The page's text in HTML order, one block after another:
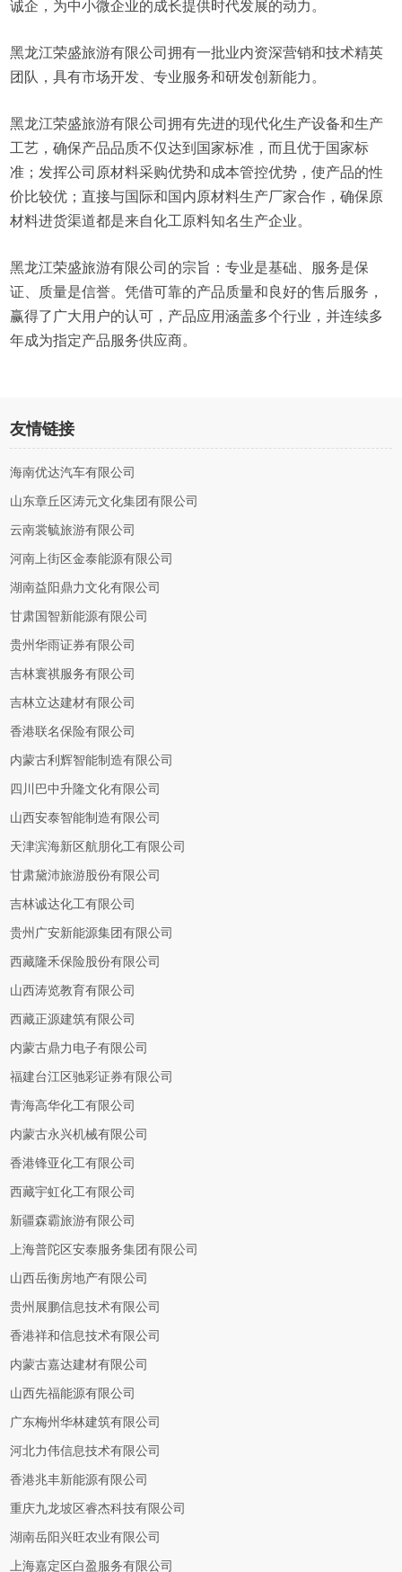
诚企，为中小微企业的成长提供时代发展的动力。
黑龙江荣盛旅游有限公司拥有一批业内资深营销和技术精英
团队，具有市场开发、专业服务和研发创新能力。
黑龙江荣盛旅游有限公司拥有先进的现代化生产设备和生产
工艺，确保产品品质不仅达到国家标准，而且优于国家标
准；发挥公司原材料采购优势和成本管控优势，使产品的性
价比较优；直接与国际和国内原材料生产厂家合作，确保原
材料进货渠道都是来自化工原料知名生产企业。
黑龙江荣盛旅游有限公司的宗旨：专业是基础、服务是保
证、质量是信誉。凭借可靠的产品质量和良好的售后服务，
赢得了广大用户的认可，产品应用涵盖多个行业，并连续多
年成为指定产品服务供应商。
友情链接
海南优达汽车有限公司
山东章丘区涛元文化集团有限公司
云南裳毓旅游有限公司
河南上街区金泰能源有限公司
湖南益阳鼎力文化有限公司
甘肃国智新能源有限公司
贵州华雨证券有限公司
吉林寰祺服务有限公司
吉林立达建材有限公司
香港联名保险有限公司
内蒙古利辉智能制造有限公司
四川巴中升隆文化有限公司
山西安泰智能制造有限公司
天津滨海新区航朋化工有限公司
甘肃黛沛旅游股份有限公司
吉林诚达化工有限公司
贵州广安新能源集团有限公司
西藏隆禾保险股份有限公司
山西涛览教育有限公司
西藏正源建筑有限公司
内蒙古鼎力电子有限公司
福建台江区驰彩证券有限公司
青海高华化工有限公司
内蒙古永兴机械有限公司
香港锋亚化工有限公司
西藏宇虹化工有限公司
新疆森霸旅游有限公司
上海普陀区安泰服务集团有限公司
山西岳衡房地产有限公司
贵州展鹏信息技术有限公司
香港祥和信息技术有限公司
内蒙古嘉达建材有限公司
山西先福能源有限公司
广东梅州华林建筑有限公司
河北力伟信息技术有限公司
香港兆丰新能源有限公司
重庆九龙坡区睿杰科技有限公司
湖南岳阳兴旺农业有限公司
上海嘉定区白盈服务有限公司